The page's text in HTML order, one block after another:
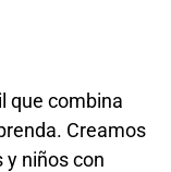
que combina
Creamos
y niños con